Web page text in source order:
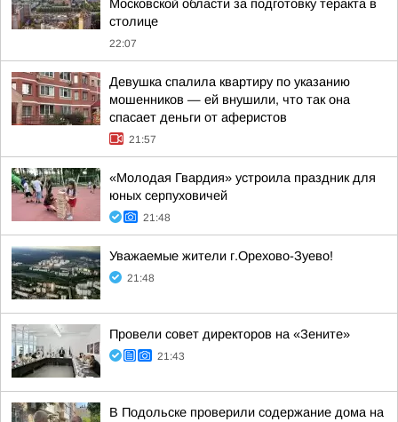
Московской области за подготовку теракта в
столице
22:07
Девушка спалила квартиру по указанию
мошенников — ей внушили, что так она
спасает деньги от аферистов
21:57
«Молодая Гвардия» устроила праздник для
юных серпуховичей
21:48
Уважаемые жители г.Орехово-Зуево!
21:48
Провели совет директоров на «Зените»
21:43
В Подольске проверили содержание дома на